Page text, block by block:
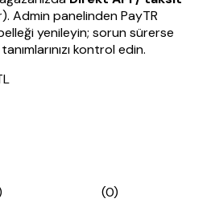
Admin panelinden PayTR
yenileyin; sorun sürerse
kontrol edin.
(0)